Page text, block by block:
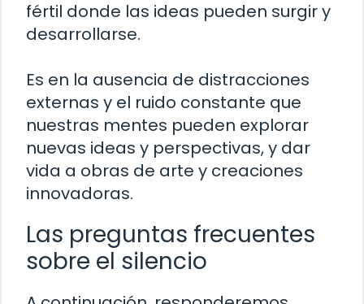
fértil donde las ideas pueden surgir y
desarrollarse.
Es en la ausencia de distracciones
externas y el ruido constante que
nuestras mentes pueden explorar
nuevas ideas y perspectivas, y dar
vida a obras de arte y creaciones
innovadoras.
Las preguntas frecuentes
sobre el silencio